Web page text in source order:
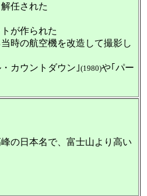
任された
が作られた
時の航空機を改造して撮影し
カウントダウン｣(1980)や｢パー
の日本名で、富士山より高い